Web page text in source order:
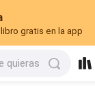
gratis en la app
quieras